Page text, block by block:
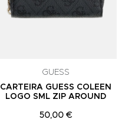
GUESS
CARTEIRA GUESS COLEEN
LOGO SML ZIP AROUND
50,00 €